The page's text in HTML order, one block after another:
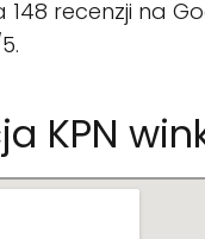
recenzji na
KPN